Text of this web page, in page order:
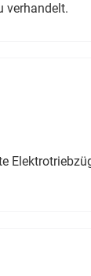
verhandelt.